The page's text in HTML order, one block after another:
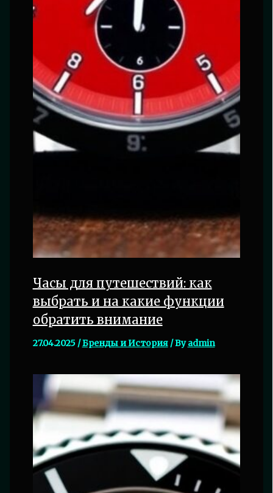
Часы для путешествий: как
выбрать и на какие функции
обратить внимание
27.04.2025 /Бренды и История/ Byadmin